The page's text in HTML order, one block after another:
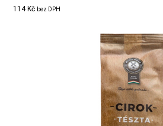
114 Kč bez DPH